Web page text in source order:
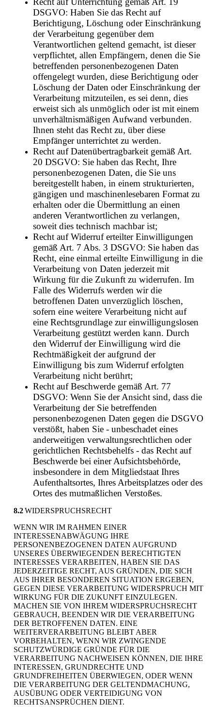
DSGVO: Haben Sie das Recht auf
Berichtigung, Löschung oder Einschränkung
der Verarbeitung gegenüber dem
Verantwortlichen geltend gemacht, ist dieser
verpflichtet, allen Empfängern, denen die Sie
betreffenden personenbezogenen Daten
offengelegt wurden, diese Berichtigung oder
Löschung der Daten oder Einschränkung der
Verarbeitung mitzuteilen, es sei denn, dies
erweist sich als unmöglich oder ist mit einem
unverhältnismäßigen Aufwand verbunden.
Ihnen steht das Recht zu, über diese
Empfänger unterrichtet zu werden.
Recht auf Datenübertragbarkeit gemäß Art.
20 DSGVO: Sie haben das Recht, Ihre
personenbezogenen Daten, die Sie uns
bereitgestellt haben, in einem strukturierten,
gängigen und maschinenlesebaren Format zu
erhalten oder die Übermittlung an einen
anderen Verantwortlichen zu verlangen,
soweit dies technisch machbar ist;
Recht auf Widerruf erteilter Einwilligungen
gemäß Art. 7 Abs. 3 DSGVO: Sie haben das
Recht, eine einmal erteilte Einwilligung in die
Verarbeitung von Daten jederzeit mit
Wirkung für die Zukunft zu widerrufen. Im
Falle des Widerrufs werden wir die
betroffenen Daten unverzüglich löschen,
sofern eine weitere Verarbeitung nicht auf
eine Rechtsgrundlage zur einwilligungslosen
Verarbeitung gestützt werden kann. Durch
den Widerruf der Einwilligung wird die
Rechtmäßigkeit der aufgrund der
Einwilligung bis zum Widerruf erfolgten
Verarbeitung nicht berührt;
Recht auf Beschwerde gemäß Art. 77
DSGVO: Wenn Sie der Ansicht sind, dass die
Verarbeitung der Sie betreffenden
personenbezogenen Daten gegen die DSGVO
verstößt, haben Sie - unbeschadet eines
anderweitigen verwaltungsrechtlichen oder
gerichtlichen Rechtsbehelfs - das Recht auf
Beschwerde bei einer Aufsichtsbehörde,
insbesondere in dem Mitgliedstaat Ihres
Aufenthaltsortes, Ihres Arbeitsplatzes oder des
Ortes des mutmaßlichen Verstoßes.
8.2WIDERSPRUCHSRECHT
WENN WIR IM RAHMEN EINER
INTERESSENABWÄGUNG IHRE
PERSONENBEZOGENEN DATEN AUFGRUND
UNSERES ÜBERWIEGENDEN BERECHTIGTEN
INTERESSES VERARBEITEN, HABEN SIE DAS
JEDERZEITIGE RECHT, AUS GRÜNDEN, DIE SICH
AUS IHRER BESONDEREN SITUATION ERGEBEN,
GEGEN DIESE VERARBEITUNG WIDERSPRUCH MIT
WIRKUNG FÜR DIE ZUKUNFT EINZULEGEN.
MACHEN SIE VON IHREM WIDERSPRUCHSRECHT
GEBRAUCH, BEENDEN WIR DIE VERARBEITUNG
DER BETROFFENEN DATEN. EINE
WEITERVERARBEITUNG BLEIBT ABER
VORBEHALTEN, WENN WIR ZWINGENDE
SCHUTZWÜRDIGE GRÜNDE FÜR DIE
VERARBEITUNG NACHWEISEN KÖNNEN, DIE IHRE
INTERESSEN, GRUNDRECHTE UND
GRUNDFREIHEITEN ÜBERWIEGEN, ODER WENN
DIE VERARBEITUNG DER GELTENDMACHUNG,
AUSÜBUNG ODER VERTEIDIGUNG VON
RECHTSANSPRÜCHEN DIENT.